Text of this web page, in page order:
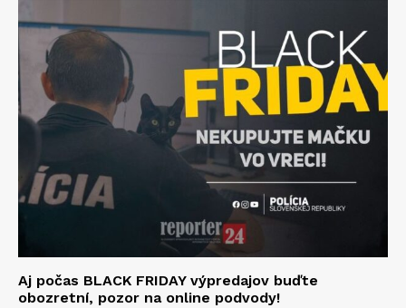
Aj počas BLACK FRIDAY výpredajov buďte
obozretní, pozor na online podvody!